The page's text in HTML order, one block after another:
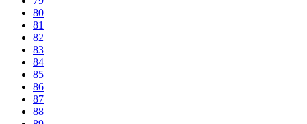
80
81
82
83
84
85
86
87
88